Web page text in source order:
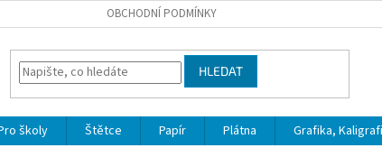
OBCHODNÍ PODMÍNKY
HLEDAT
školy Štětce Papír Plátna Grafika,